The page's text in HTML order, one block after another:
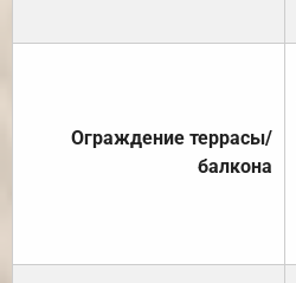
Ограждение террасы/
балкона